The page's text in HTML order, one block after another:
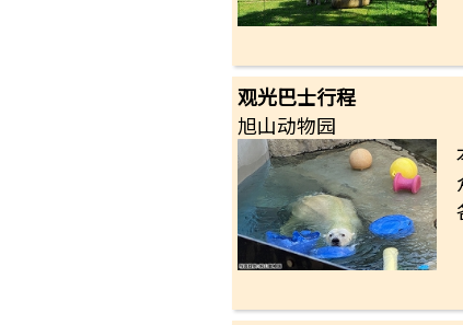
观光巴士行程
旭山动物园